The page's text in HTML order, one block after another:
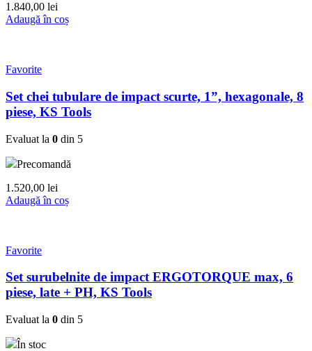
1.840,00 lei
Adaugă în coș
Favorite
Set chei tubulare de impact scurte, 1”, hexagonale, 8
piese, KS Tools
Evaluat la 0 din 5
Precomandă
1.520,00 lei
Adaugă în coș
Favorite
Set surubelnite de impact ERGOTORQUE max, 6
piese, late + PH, KS Tools
Evaluat la 0 din 5
În stoc